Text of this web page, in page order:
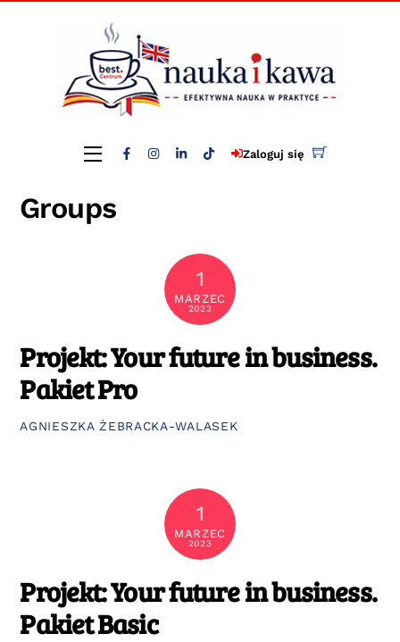
Menu Zaloguj się
Groups
1
MARZEC
2023
Projekt: Your future in business.
Pakiet Pro
AGNIESZKA ŻEBRACKA-WALASEK
1
MARZEC
2023
Projekt: Your future in business.
Pakiet Basic